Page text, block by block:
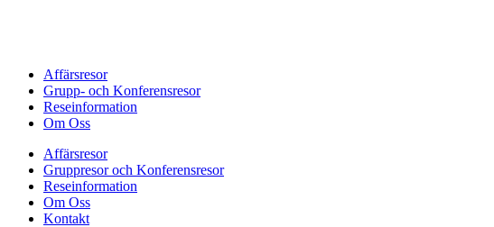
Affärsresor
Grupp- och Konferensresor
Reseinformation
Om Oss
Affärsresor
Gruppresor och Konferensresor
Reseinformation
Om Oss
Kontakt